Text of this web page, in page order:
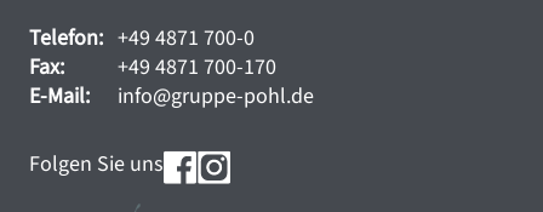
Telefon: +49 4871 700-0
Fax:
+49 4871 700-170
E-Mail:
info@gruppe-pohl.de
Folgen Sie uns